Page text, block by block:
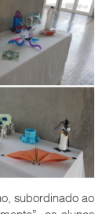
subordinado ao